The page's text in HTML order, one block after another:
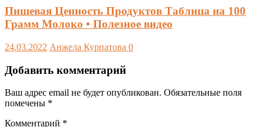
Пищевая Ценность Продуктов Таблица на 100
Грамм Молоко • Полезное видео
24.03.2022 Анжела Курпатова 0
Добавить комментарий
Ваш адрес email не будет опубликован. Обязательные поля
помечены *
Комментарий *